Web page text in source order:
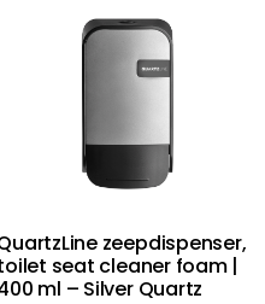
zeepdispenser,
seat cleaner foam |
ml – Silver Quartz